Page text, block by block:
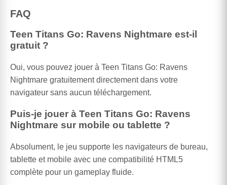
FAQ
Teen Titans Go: Ravens Nightmare est-il
gratuit ?
Oui, vous pouvez jouer à Teen Titans Go: Ravens
Nightmare gratuitement directement dans votre
navigateur sans aucun téléchargement.
Puis-je jouer à Teen Titans Go: Ravens
Nightmare sur mobile ou tablette ?
Absolument, le jeu supporte les navigateurs de bureau,
tablette et mobile avec une compatibilité HTML5
complète pour un gameplay fluide.